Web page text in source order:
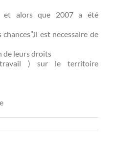
et alors que 2007 a été
est necessaire de
de leurs droits
) sur le territoire